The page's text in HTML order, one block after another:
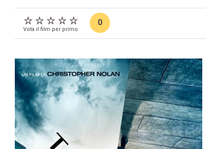
Vota il film per primo
0